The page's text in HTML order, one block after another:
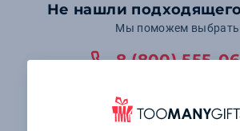
Не нашли
Мы поможем
8 (800) 555-